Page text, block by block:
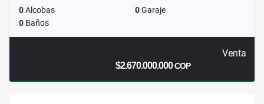
0Alcobas 0Garaje
0 Baños
Venta
$2.670.000.000COP